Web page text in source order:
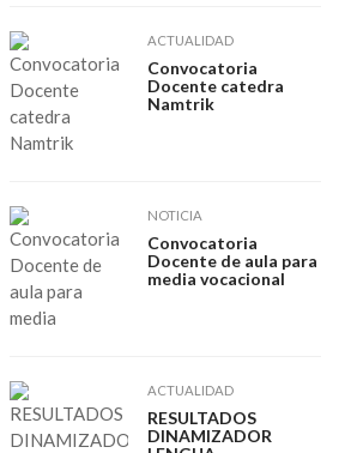
ACTUALIDAD
Convocatoria
Docente catedra
Namtrik
NOTICIA
Convocatoria
Docente de aula para
media vocacional
ACTUALIDAD
RESULTADOS
DINAMIZADOR